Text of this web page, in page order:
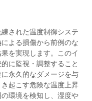
された温度制御システ
よる損傷から前例のな
を実現します。このイ
に監視・調整すること
永久的なダメージを与
起こす危険な温度上昇
環境を検知し、湿度や